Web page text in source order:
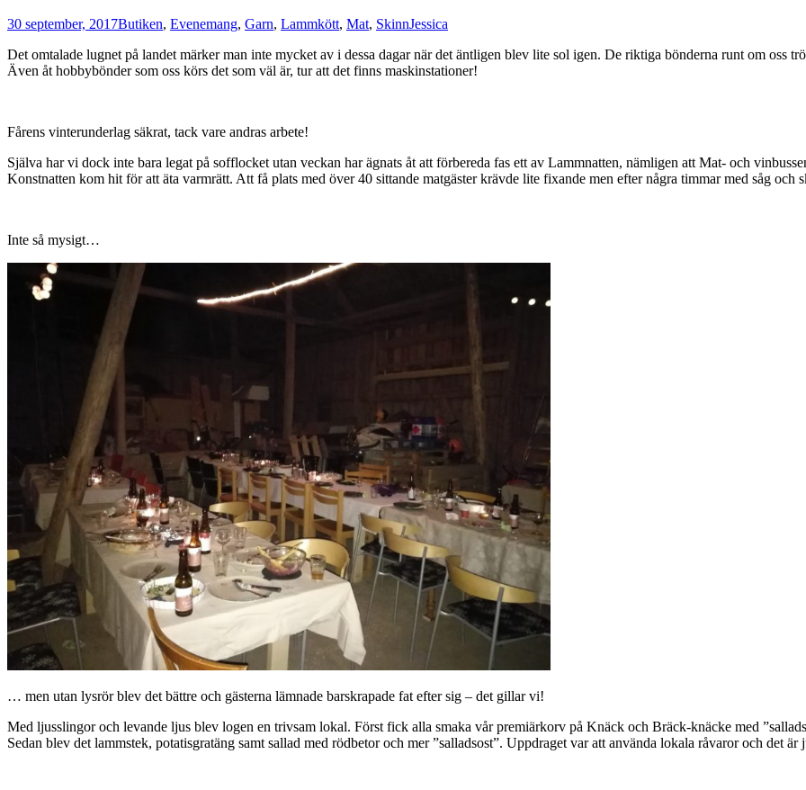
30 september, 2017Butiken, Evenemang, Garn, Lammkött, Mat, SkinnJessica
Det omtalade lugnet på landet märker man inte mycket av i dessa dagar när det äntligen blev lite sol igen. De riktiga bönderna runt om oss
Även åt hobbybönder som oss körs det som väl är, tur att det finns maskinstationer!
Fårens vinterunderlag säkrat, tack vare andras arbete!
Själva har vi dock inte bara legat på sofflocket utan veckan har ägnats åt att förbereda fas ett av Lammnatten, nämligen att Mat- och
Konstnatten kom hit för att äta varmrätt. Att få plats med över 40 sittande matgäster krävde lite fixande men efter några timmar med såg och
Inte så mysigt…
… men utan lysrör blev det bättre och gästerna lämnade barskrapade fat efter sig – det gillar vi!
Med ljusslingor och levande ljus blev logen en trivsam lokal. Först fick alla smaka vår premiärkorv på Knäck och Bräck-knäcke med
Sedan blev det lammstek, potatisgratäng samt sallad med rödbetor och mer ”salladsost”. Uppdraget var att använda lokala råvaror och det